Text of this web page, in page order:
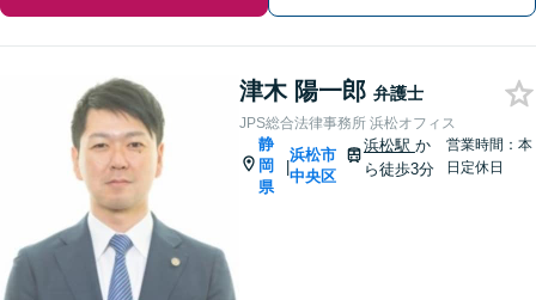
津木 陽一郎 弁護士
JPS総合法律事務所 浜松オフィス
静
岡
県
|
浜松市
中央区
浜松駅 か
ら徒歩3分
営業時間：本
日定休日